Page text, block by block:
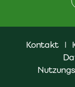
Kontakt |